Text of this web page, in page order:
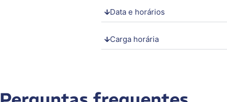
Data e horários
Carga horária